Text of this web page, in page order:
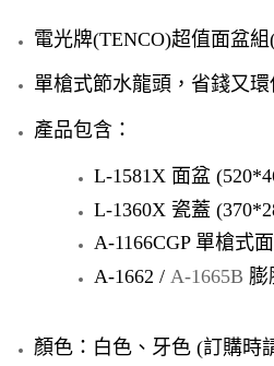
電光牌(TENCO)超值面盆
單槍式節水龍頭，省錢又環
產品包含：
L-1581X 面盆
L-1360X 瓷蓋
A-1166CGP 單槍式
A-1662 / A-1665B 膨
顏色：白色、牙色 (訂購時